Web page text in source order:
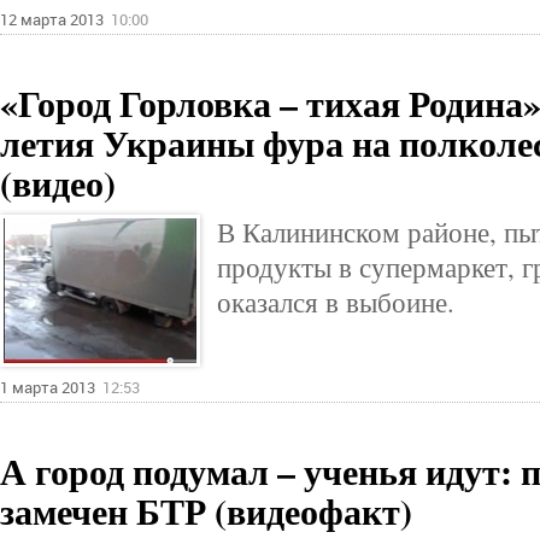
12 марта 2013 10:00
«Город Горловка – тихая
летия Украины фура на
(видео)
В Калининском районе,
продукты в супермаркет,
оказался в выбоине.
1 марта 2013 12:53
А город подумал – ученья идут:
замечен БТР (видеофакт)